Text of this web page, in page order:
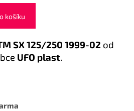
košíku
SX 125/250 1999-02 od
UFO plast.